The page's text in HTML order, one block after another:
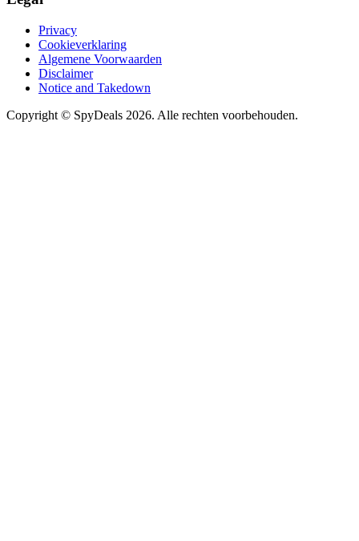
Privacy
Cookieverklaring
Algemene Voorwaarden
Disclaimer
Notice and Takedown
Copyright © SpyDeals 2026. Alle rechten voorbehouden.